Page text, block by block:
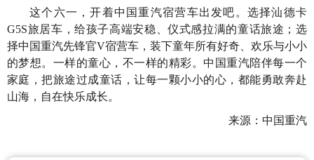
这个六一，开着中国重汽宿营车出发吧。选择汕德卡
G5S旅居车，给孩子高端安稳、仪式感拉满的童话旅途；选
择中国重汽先锋官V宿营车，装下童年所有好奇、欢乐与小小
的梦想。一样的童心，不一样的精彩。中国重汽陪伴每一个
家庭，把旅途过成童话，让每一颗小小的心，都能勇敢奔赴
山海，自在快乐成长。
来源：中国重汽